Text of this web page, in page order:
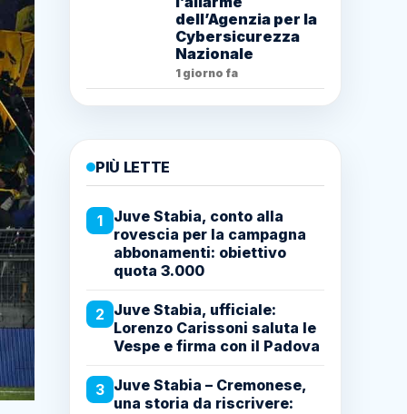
dell’Agenzia per la
Cybersicurezza
Nazionale
1 giorno fa
PIÙ LETTE
1
Juve Stabia, conto alla
rovescia per la campagna
abbonamenti: obiettivo
quota 3.000
2 Juve Stabia, ufficiale:
Lorenzo Carissoni saluta le
Vespe e firma con il Padova
3 Juve Stabia – Cremonese,
una storia da riscrivere: